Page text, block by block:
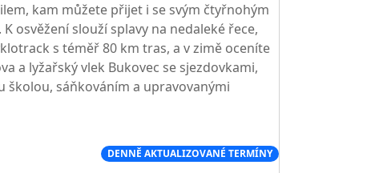
kam můžete přijet i se svým čtyřnohým
osvěžení slouží splavy na nedaleké řece,
s téměř 80 km tras, a v zimě oceníte
a lyžařský vlek Bukovec se sjezdovkami,
školou, sáňkováním a upravovanými
DENNĚ AKTUALIZOVANÉ TERMÍNY